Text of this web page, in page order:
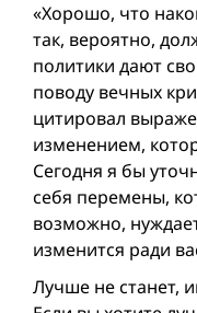
«Хорошо, что
так, вероятно,
политики дают
поводу вечных
цитировал
изменением,
Сегодня я бы
себя перемены,
возможно,
изменится ради
Лучше не станет,